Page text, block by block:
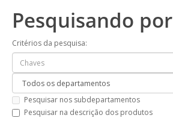
Pesquisando por
Critérios da pesquisa:
Pesquisar nos subdepartamentos
Pesquisar na descrição dos produtos